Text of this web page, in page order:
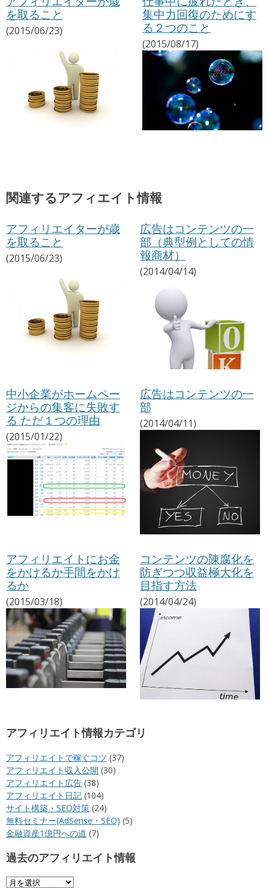
を取ること
(2015/06/23)
集中力回復のためにす
る２つのこと
(2015/08/17)
関連するアフィエイト情報
アフィリエイターが歳
を取ること
(2015/06/23)
広告はコンテンツの一
部（典型例としての情
報商材）
(2014/04/14)
中小企業がホームペー
ジからの集客に失敗す
る ただ１つの理由
(2015/01/22)
広告はコンテンツの一
部
(2014/04/11)
アフィリエイトにお金
をかけるか手間をかけ
るか
(2015/03/18)
コンテンツの陳腐化を
防ぎつつ収益極大化を
目指す方法
(2014/04/24)
アフィリエイト情報カテゴリ
アフィリエイトで稼ぐコツ (37)
アフィリエイト収入公開 (30)
アフィリエイト広告 (38)
アフィリエイト日記 (104)
サイト構築・SEO対策 (24)
無料セミナー(AdSense・SEO) (5)
金融資産1億円への道 (7)
過去のアフィリエイト情報
過